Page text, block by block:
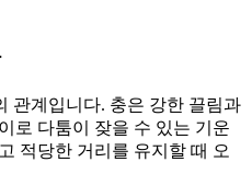
관계입니다. 충은 강한 끌림과
로 다툼이 잦을 수 있는 기운
적당한 거리를 유지할 때 오